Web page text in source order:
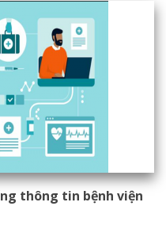
thông tin bệnh viện